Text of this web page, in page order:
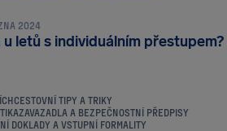
2024
letů s individuálním přestupem?
CESTOVNÍ TIPY A TRIKY
ZAVAZADLA A BEZPEČNOSTNÍ PŘEDPISY
DOKLADY A VSTUPNÍ FORMALITY